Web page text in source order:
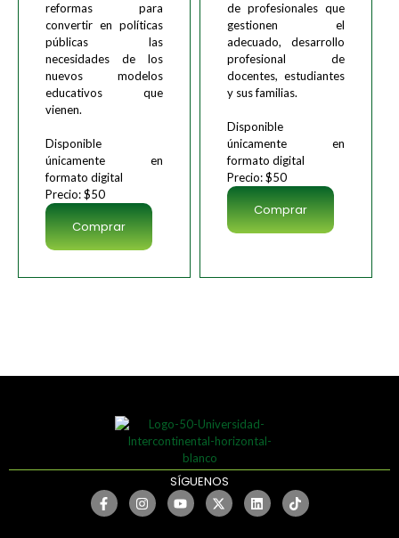
reformas para
convertir en políticas
públicas las
necesidades de los
nuevos modelos
educativos que
vienen.
Disponible
únicamente en
formato digital
Precio: $50
Comprar
de profesionales que
gestionen el
adecuado, desarrollo
profesional de
docentes, estudiantes
y sus familias.
Disponible
únicamente en
formato digital
Precio: $50
Comprar
SÍGUENOS